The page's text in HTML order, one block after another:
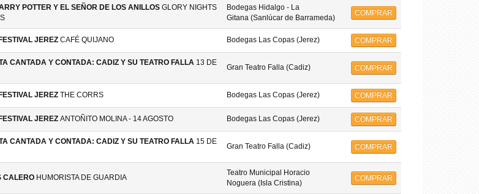
POTTER Y EL SEÑOR DE LOS ANILLOS GLORY NIGHTS
Bodegas Hidalgo - La
Gitana (Sanlúcar de Barrameda)
COMPRAR
JEREZ CAFÉ QUIJANO Bodegas Las Copas (Jerez) COMPRAR
CANTADA Y CONTADA: CADIZ Y SU TEATRO FALLA 13 DE
Gran Teatro Falla (Cadiz) COMPRAR
JEREZ THE CORRS Bodegas Las Copas (Jerez) COMPRAR
JEREZ ANTOÑITO MOLINA - 14 AGOSTO Bodegas Las Copas (Jerez) COMPRAR
CANTADA Y CONTADA: CADIZ Y SU TEATRO FALLA 15 DE
Gran Teatro Falla (Cadiz) COMPRAR
CALERO HUMORISTA DE GUARDIA
Teatro Municipal Horacio
Noguera (Isla Cristina)
COMPRAR